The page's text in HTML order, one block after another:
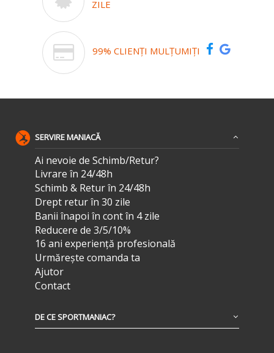
ZILE
99% CLIENȚI MULȚUMIȚI
SERVIRE MANIACĂ
Ai nevoie de Schimb/Retur?
Livrare în 24/48h
Schimb & Retur în 24/48h
Drept retur în 30 zile
Banii înapoi în cont în 4 zile
Reducere de 3/5/10%
16 ani experiență profesională
Urmărește comanda ta
Ajutor
Contact
DE CE SPORTMANIAC?